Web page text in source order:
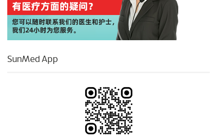
SunMed App